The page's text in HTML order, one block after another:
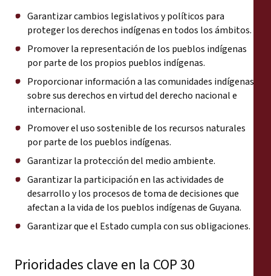
Garantizar cambios legislativos y políticos para
proteger los derechos indígenas en todos los ámbitos.
Promover la representación de los pueblos indígenas
por parte de los propios pueblos indígenas.
Proporcionar información a las comunidades indígenas
sobre sus derechos en virtud del derecho nacional e
internacional.
Promover el uso sostenible de los recursos naturales
por parte de los pueblos indígenas.
Garantizar la protección del medio ambiente.
Garantizar la participación en las actividades de
desarrollo y los procesos de toma de decisiones que
afectan a la vida de los pueblos indígenas de Guyana.
Garantizar que el Estado cumpla con sus obligaciones.
Prioridades clave en la COP 30